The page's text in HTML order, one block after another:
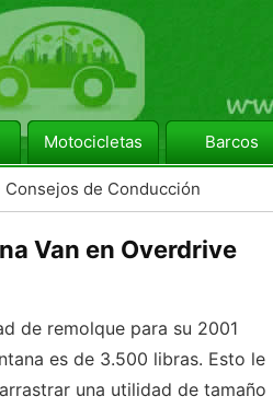
Motocicletas Barcos
Consejos de Conducción
Van en Overdrive
de remolque para su 2001
es de 3.500 libras. Esto le
una utilidad de tamaño